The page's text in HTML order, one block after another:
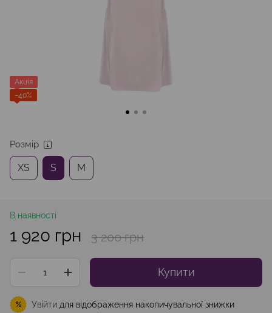
Акція
−40%
Розмір
XS S M
В наявності
1 920 грн 3 200 грн
Купити
% Увійти для відображення накопичувальної знижки